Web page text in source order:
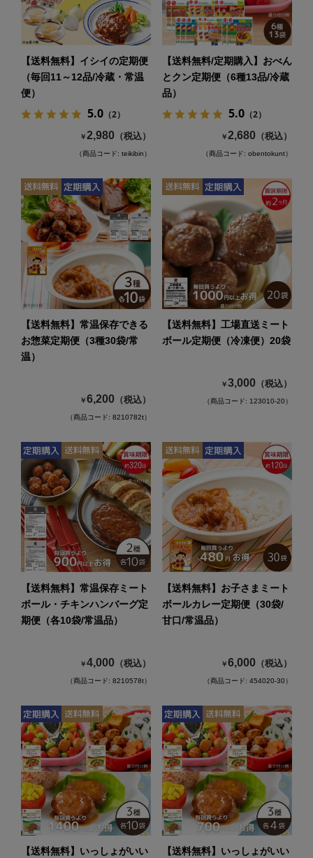
【送料無料】イシイの定期便
（毎回11～12品/冷蔵・常温
便）
5.0（2）
￥2,980 （税込）
（商品コード: teikibin）
【送料無料/定期購入】おべん
とクン定期便（6種13品/冷蔵
品）
5.0（2）
￥2,680 （税込）
（商品コード: obentokunt）
【送料無料】常温保存できる
お惣菜定期便（3種30袋/常
温）
￥6,200 （税込）
（商品コード: 8210782t）
【送料無料】工場直送ミート
ボール定期便（冷凍便）20袋
￥3,000 （税込）
（商品コード: 123010-20）
【送料無料】常温保存ミート
ボール・チキンハンバーグ定
期便（各10袋/常温品）
￥4,000 （税込）
（商品コード: 8210578t）
【送料無料】お子さまミート
ボールカレー定期便（30袋/
甘口/常温品）
￥6,000 （税込）
（商品コード: 454020-30）
【送料無料】いっしょがいい
【送料無料】いっしょがいい